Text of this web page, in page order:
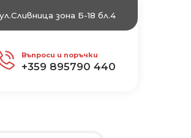
зона Б-18 бл.4
Въпроси и поръчки
+359 895790 440